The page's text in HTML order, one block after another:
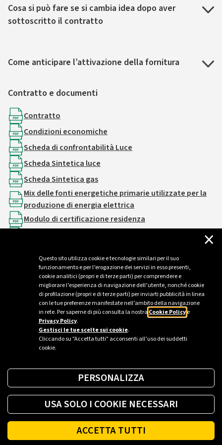
Questo sito utilizza cookie e tecnologie similari per il suo
funzionamento e per l’erogazione dei servizi in esso presenti,
cookie analitici (propri e di terze parti) per comprendere e
migliorare l’esperienza di navigazione dell’utente, nonché cookie
di profilazione (propri e di terze parti) per inviarti pubblicità in linea
con le tue preferenze manifestate nell’ambito della navigazione
in rete. Per saperne di più consulta la nostra Cookie Policye
Privacy Policy.
Gestisci le tue scelte sui cookie.
Cliccando su "Accetta tutti" acconsenti all’uso dei suddetti
cookie.
×
PERSONALIZZA
USA SOLO I COOKIE NECESSARI
ACCETTA TUTTI
Cosa si può fare se si cambia idea dopo aver
sottoscritto il contratto
Come anticipare l’attivazione della fornitura
Contratto e documenti
Contratto
Condizioni economiche
Scheda di confrontabilità Luce
Scheda Sintetica luce
Scheda Sintetica gas
Mix delle fonti energetiche primarie utilizzate per la
produzione di energia elettrica
Modulo di certificazione residenza